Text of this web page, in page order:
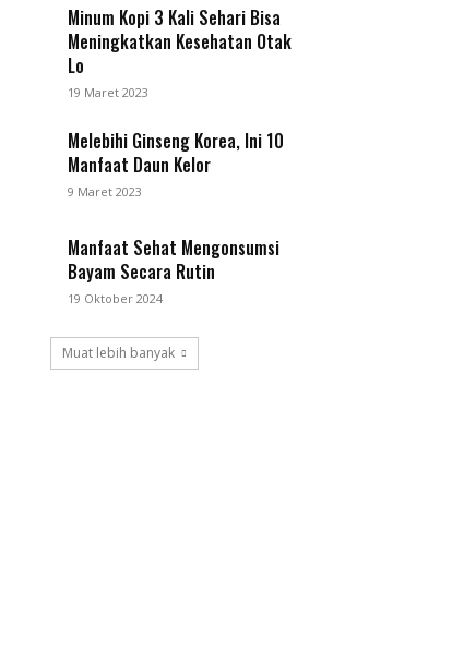
Minum Kopi 3 Kali Sehari Bisa
Meningkatkan Kesehatan Otak
Lo
19 Maret 2023
Melebihi Ginseng Korea, Ini 10
Manfaat Daun Kelor
9 Maret 2023
Manfaat Sehat Mengonsumsi
Bayam Secara Rutin
19 Oktober 2024
Muat lebih banyak